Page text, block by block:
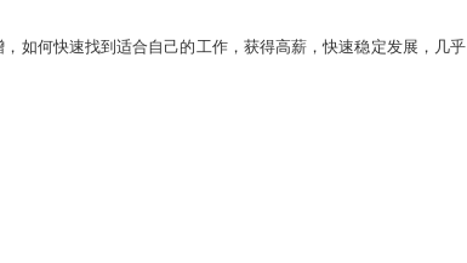
如何快速找到适合自己的工作，获得高薪，快速稳定发展，几乎